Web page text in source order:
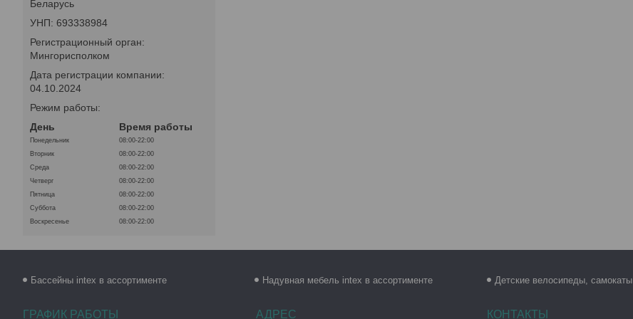
Беларусь
УНП: 693338984
Регистрационный орган:
Мингорисполком
Дата регистрации компании:
04.10.2024
Режим работы:
День
Время работы
Понедельник
08:00-22:00
Вторник
08:00-22:00
Среда
08:00-22:00
Четверг
08:00-22:00
Пятница
08:00-22:00
Суббота
08:00-22:00
Воскресенье
08:00-22:00
Бассейны intex в ассортименте Надувная мебель intex в ассортименте Детские велосипеды, самокаты
ГРАФИК РАБОТЫ